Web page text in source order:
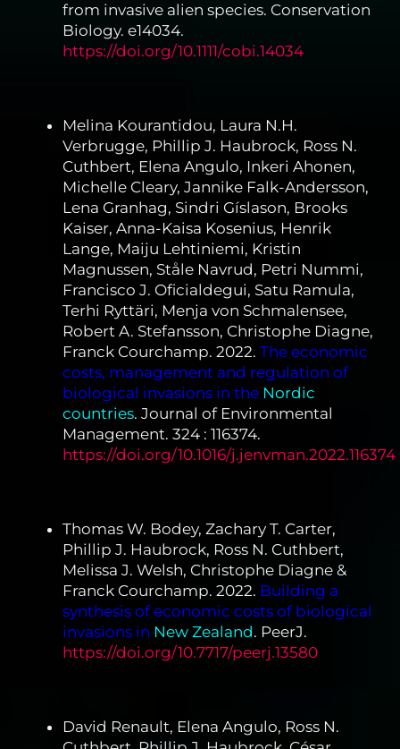
from invasive alien species. Conservation
Biology. e14034.
https://doi.org/10.1111/cobi.14034
Melina Kourantidou, Laura N.H.
Verbrugge, Phillip J. Haubrock, Ross N.
Cuthbert, Elena Angulo, Inkeri Ahonen,
Michelle Cleary, Jannike Falk-Andersson,
Lena Granhag, Sindri Gíslason, Brooks
Kaiser, Anna-Kaisa Kosenius, Henrik
Lange, Maiju Lehtiniemi, Kristin
Magnussen, Ståle Navrud, Petri Nummi,
Francisco J. Oficialdegui, Satu Ramula,
Terhi Ryttäri, Menja von Schmalensee,
Robert A. Stefansson, Christophe Diagne,
Franck Courchamp. 2022. The economic
costs, management and regulation of
biological invasions in the Nordic
countries. Journal of Environmental
Management. 324 : 116374.
https://doi.org/10.1016/j.jenvman.2022.116374
Thomas W. Bodey, Zachary T. Carter,
Phillip J. Haubrock, Ross N. Cuthbert,
Melissa J. Welsh, Christophe Diagne &
Franck Courchamp. 2022. Building a
synthesis of economic costs of biological
invasions in New Zealand. PeerJ.
https://doi.org/10.7717/peerj.13580
David Renault, Elena Angulo, Ross N.